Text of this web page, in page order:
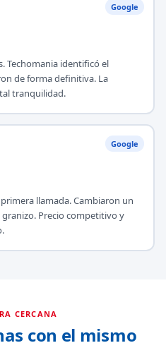
Google
Techomania identificó el
de forma definitiva. La
tranquilidad.
Google
llamada. Cambiaron un
Precio competitivo y
CERCANA
con el mismo